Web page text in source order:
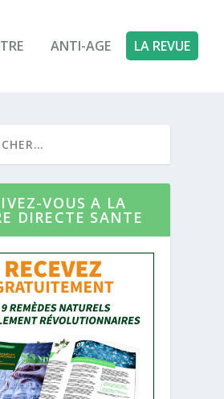
ANTI-AGE LA REVUE
VOUS A LA
DIRECTE SANTE